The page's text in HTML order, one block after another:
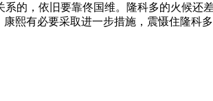
的，依旧要靠佟国维。隆科多的火候还
熙有必要采取进一步措施，震慑住隆科多